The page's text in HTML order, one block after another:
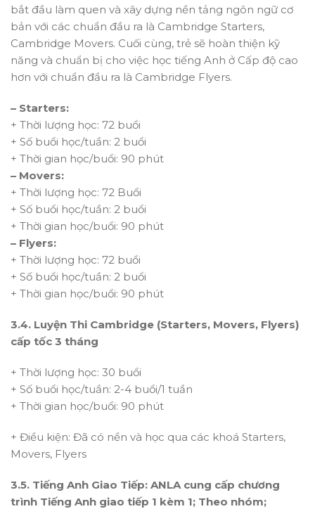
bắt đầu làm quen và xây dựng nền tảng ngôn ngữ cơ
bản với các chuẩn đầu ra là Cambridge Starters,
Cambridge Movers. Cuối cùng, trẻ sẽ hoàn thiện kỹ
năng và chuẩn bị cho việc học tiếng Anh ở Cấp độ cao
hơn với chuẩn đầu ra là Cambridge Flyers.
– Starters:
+ Thời lượng học: 72 buổi
+ Số buổi học/tuần: 2 buổi
+ Thời gian học/buổi: 90 phút
– Movers:
+ Thời lượng học: 72 Buổi
+ Số buổi học/tuần: 2 buổi
+ Thời gian học/buổi: 90 phút
– Flyers:
+ Thời lượng học: 72 buổi
+ Số buổi học/tuần: 2 buổi
+ Thời gian học/buổi: 90 phút
3.4. Luyện Thi Cambridge (Starters, Movers, Flyers)
cấp tốc 3 tháng
+ Thời lượng học: 30 buổi
+ Số buổi học/tuần: 2-4 buổi/1 tuần
+ Thời gian học/buổi: 90 phút
+ Điều kiện: Đã có nền và học qua các khoá Starters,
Movers, Flyers
3.5. Tiếng Anh Giao Tiếp: ANLA cung cấp chương
trình Tiếng Anh giao tiếp 1 kèm 1; Theo nhóm;